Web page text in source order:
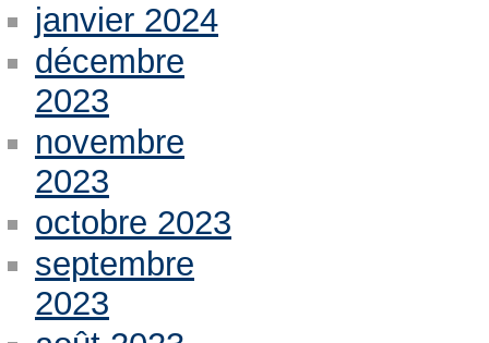
janvier 2024
décembre
2023
novembre
2023
octobre 2023
septembre
2023